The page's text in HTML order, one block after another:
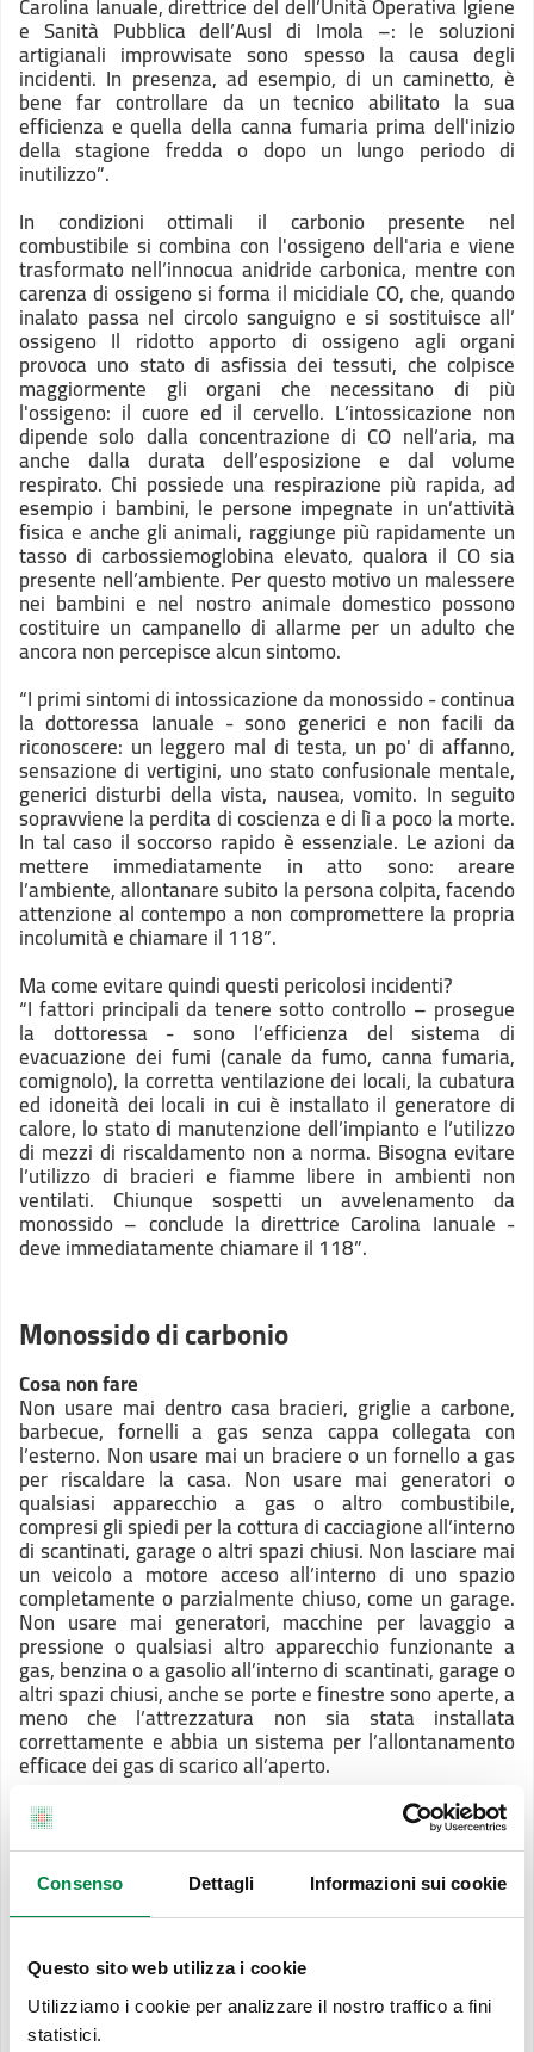
Consenso Dettagli Informazioni sui cookie
Questo sito web utilizza i cookie
Utilizziamo i cookie per analizzare il nostro traffico a fini
statistici.
e Sanità Pubblica dell’Ausl di Imola –: le soluzioni
artigianali improvvisate sono spesso la causa degli
incidenti. In presenza, ad esempio, di un caminetto, è
bene far controllare da un tecnico abilitato la sua
efficienza e quella della canna fumaria prima dell'inizio
della stagione fredda o dopo un lungo periodo di
inutilizzo”.
In condizioni ottimali il carbonio presente nel
combustibile si combina con l'ossigeno dell'aria e viene
trasformato nell’innocua anidride carbonica, mentre con
carenza di ossigeno si forma il micidiale CO, che, quando
inalato passa nel circolo sanguigno e si sostituisce all’
ossigeno Il ridotto apporto di ossigeno agli organi
provoca uno stato di asfissia dei tessuti, che colpisce
maggiormente gli organi che necessitano di più
l'ossigeno: il cuore ed il cervello. L’intossicazione non
dipende solo dalla concentrazione di CO nell’aria, ma
anche dalla durata dell’esposizione e dal volume
respirato. Chi possiede una respirazione più rapida, ad
esempio i bambini, le persone impegnate in un’attività
fisica e anche gli animali, raggiunge più rapidamente un
tasso di carbossiemoglobina elevato, qualora il CO sia
presente nell’ambiente. Per questo motivo un malessere
nei bambini e nel nostro animale domestico possono
costituire un campanello di allarme per un adulto che
ancora non percepisce alcun sintomo.
“I primi sintomi di intossicazione da monossido - continua
la dottoressa Ianuale - sono generici e non facili da
riconoscere: un leggero mal di testa, un po' di affanno,
sensazione di vertigini, uno stato confusionale mentale,
generici disturbi della vista, nausea, vomito. In seguito
sopravviene la perdita di coscienza e di lì a poco la morte.
In tal caso il soccorso rapido è essenziale. Le azioni da
mettere immediatamente in atto sono: areare
l’ambiente, allontanare subito la persona colpita, facendo
attenzione al contempo a non compromettere la propria
incolumità e chiamare il 118”.
Ma come evitare quindi questi pericolosi incidenti?
“I fattori principali da tenere sotto controllo – prosegue
la dottoressa - sono l’efficienza del sistema di
evacuazione dei fumi (canale da fumo, canna fumaria,
comignolo), la corretta ventilazione dei locali, la cubatura
ed idoneità dei locali in cui è installato il generatore di
calore, lo stato di manutenzione dell’impianto e l’utilizzo
di mezzi di riscaldamento non a norma. Bisogna evitare
l’utilizzo di bracieri e fiamme libere in ambienti non
ventilati. Chiunque sospetti un avvelenamento da
monossido – conclude la direttrice Carolina Ianuale -
deve immediatamente chiamare il 118”.
Monossido di carbonio
Cosa non fare
Non usare mai dentro casa bracieri, griglie a carbone,
barbecue, fornelli a gas senza cappa collegata con
l’esterno. Non usare mai un braciere o un fornello a gas
per riscaldare la casa. Non usare mai generatori o
qualsiasi apparecchio a gas o altro combustibile,
compresi gli spiedi per la cottura di cacciagione all’interno
di scantinati, garage o altri spazi chiusi. Non lasciare mai
un veicolo a motore acceso all’interno di uno spazio
completamente o parzialmente chiuso, come un garage.
Non usare mai generatori, macchine per lavaggio a
pressione o qualsiasi altro apparecchio funzionante a
gas, benzina o a gasolio all’interno di scantinati, garage o
altri spazi chiusi, anche se porte e finestre sono aperte, a
meno che l’attrezzatura non sia stata installata
correttamente e abbia un sistema per l’allontanamento
efficace dei gas di scarico all’aperto.
Cosa fare
Far installare l’apparecchiatura da personale tecnico
abilitato. Richiedere e conservare il certificato di
conformità dell’apparecchiatura. Far verificare
l’abitabilità dei locali. Far controllare periodicamente -
scaldabagno. Provvedere alla pulizia delle canne fumarie
dei camini. Far effettuare la revisione e la manutenzione
degli apparecchi sempre da personale abilitato. In caso di
sospetta intossicazione da Monossido di Carbonio o se si